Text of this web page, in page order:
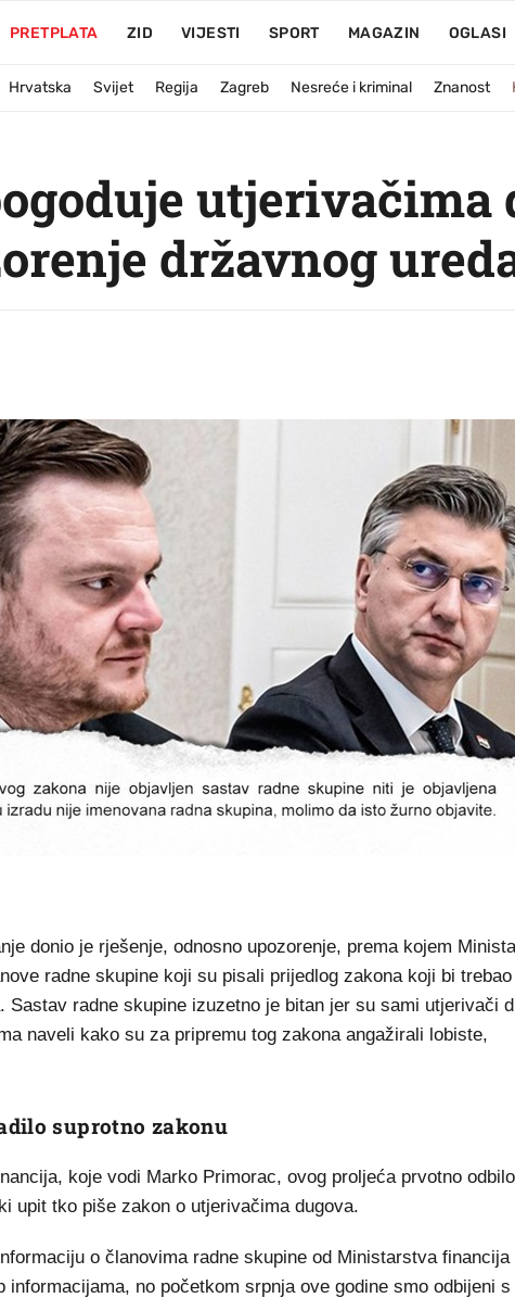
PRETPLATA ZID VIJESTI SPORT MAGAZIN OGLASI
Hrvatska Svijet Regija Zagreb Nesreće i kriminal Znanost
utjerivačima
državnog
donio je rješenje, odnosno upozorenje, prema kojem
radne skupine koji su pisali prijedlog zakona koji bi trebao
Sastav radne skupine izuzetno je bitan jer su sami utjerivači
naveli kako su za pripremu tog zakona angažirali lobiste,
suprotno zakonu
koje vodi Marko Primorac, ovog proljeća prvotno odbilo
upit tko piše zakon o utjerivačima dugova.
o članovima radne skupine od Ministarstva financija
no početkom srpnja ove godine smo odbijeni s